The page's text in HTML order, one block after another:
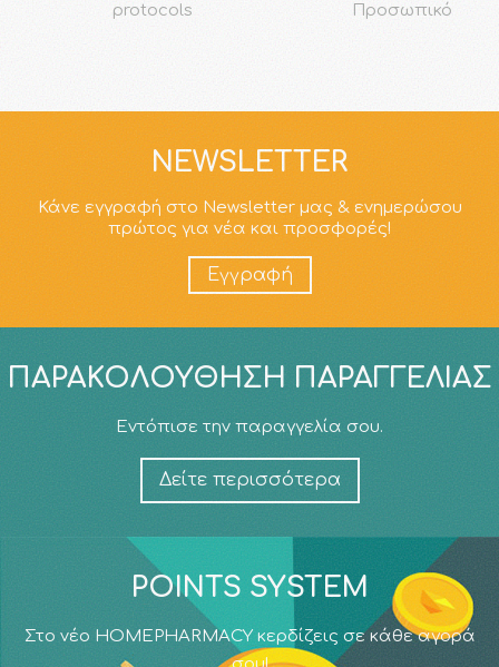
protocols
Προσωπικό
NEWSLETTER
Κάνε εγγραφή στο Newsletter μας & ενημερώσου
πρώτος για νέα και προσφορές!
Εγγραφή
ΠΑΡΑΚΟΛΟΎΘΗΣΗ ΠΑΡΑΓΓΕΛΊΑΣ
Εντόπισε την παραγγελία σου.
Δείτε περισσότερα
POINTS SYSTEM
Στο νέο HOMEPHARMACY κερδίζεις σε κάθε αγορά